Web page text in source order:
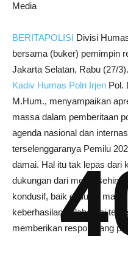
Media
BERITAPOLISI Divisi
bersama (buker) pemimpin
Jakarta Selatan, Rabu (27/
Kadiv Humas Polri Irjen Pol.
M.Hum., menyampaikan
massa dalam pemberitaan
agenda nasional dan
terselenggaranya Pemilu
damai. Hal itu tak lepas dari
dukungan dari media
kondusif, baik di dunia
keberhasilan kolaborasi
memberikan respon yang